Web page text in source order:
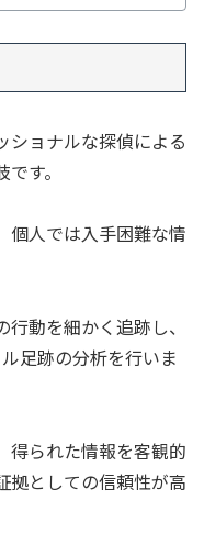
ショナルな探偵による
す。
個人では入手困難な情
動を細かく追跡し、
足跡の分析を行いま
得られた情報を客観的
拠としての信頼性が高